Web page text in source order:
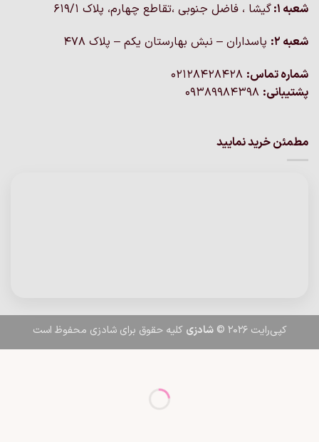
شعبه 1:
گيشا ، فاضل جنوبی ،تقاطع چهارم، پلاک 619/1
شعبه 2:
پاسداران – نبش بهارستان یکم – پلاک ۴۷۸
شماره تماس:
پشتیبانی:
مطمئن خرید نمایید
کپی‌رایت 2026 © شادزی کلیه حقوق برای شادزی محفوظ است